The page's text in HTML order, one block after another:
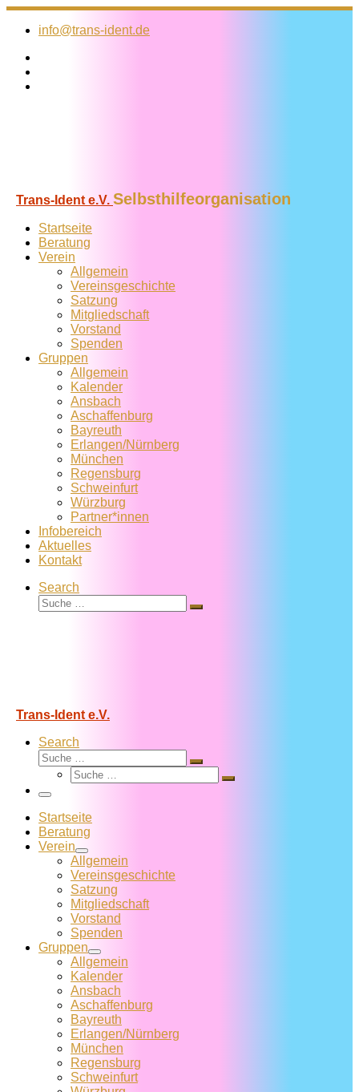
Zum
Inhalt
info@trans-ident.de
Trans-Ident e.V. Selbsthilfeorganisation
Startseite
Beratung
Verein
Allgemein
Vereins­geschichte
Satzung
Mitglied­schaft
Vorstand
Spenden
Gruppen
Allgemein
Kalender
Ansbach
Aschaffenburg
Bayreuth
Erlangen/Nürnberg
München
Regensburg
Schweinfurt
Würzburg
Partner*innen
Infobereich
Aktuelles
Kontakt
Search
Suche
Suche
Trans-Ident e.V.
Search
Suche
Suche
Suche
Suche
Menü
Startseite
Beratung
Verein
Allgemein
Vereins­geschichte
Satzung
Mitglied­schaft
Vorstand
Spenden
Gruppen
Allgemein
Kalender
Ansbach
Aschaffenburg
Bayreuth
Erlangen/Nürnberg
München
Regensburg
Schweinfurt